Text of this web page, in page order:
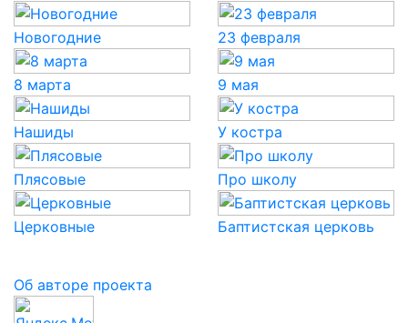
Новогодние 23 февраля
8 марта 9 мая
Нашиды У костра
Плясовые Про школу
Церковные Баптистская церковь
Об авторе проекта